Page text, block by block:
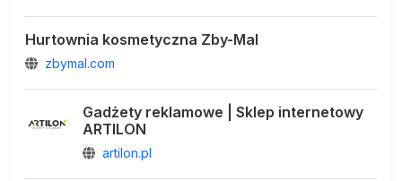
Hurtownia kosmetyczna Zby-Mal
zbymal.com
Gadżety reklamowe | Sklep internetowy
ARTILON
artilon.pl